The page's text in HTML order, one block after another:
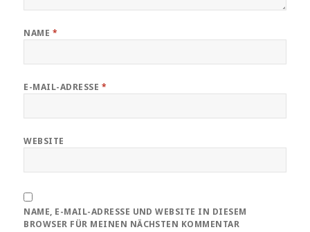
NAME *
E-MAIL-ADRESSE *
WEBSITE
NAME, E-MAIL-ADRESSE UND WEBSITE IN DIESEM
BROWSER FÜR MEINEN NÄCHSTEN KOMMENTAR